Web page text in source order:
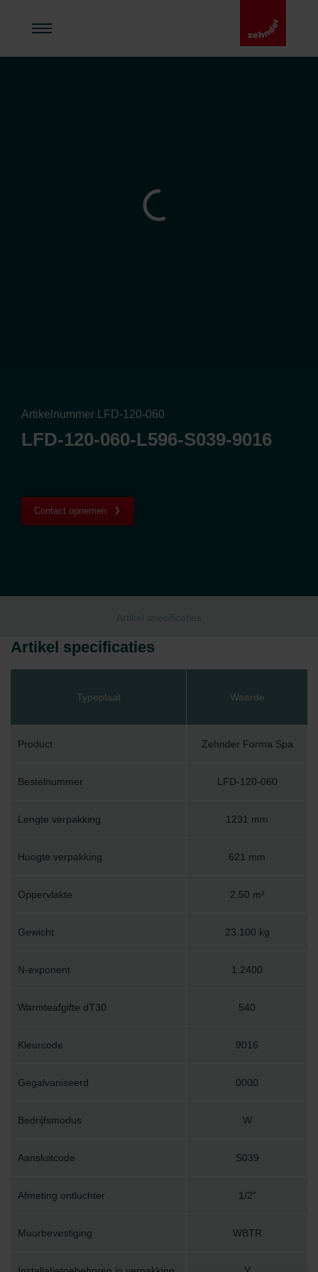
Artikelnummer LFD-120-060
LFD-120-060-L596-S039-9016
Contact opnemen
Artikel specificaties
Artikel specificaties
Typeplaat Waarde
Product Zehnder Forma Spa
Bestelnummer LFD-120-060
Lengte verpakking 1231 mm
Hoogte verpakking 621 mm
Oppervlakte 2.50 m²
Gewicht 23.100 kg
N-exponent 1.2400
Warmteafgifte dT30 540
Kleurcode 9016
Gegalvaniseerd 0000
Bedrijfsmodus W
Aansluitcode S039
Afmeting ontluchter 1/2"
Muurbevestiging WBTR